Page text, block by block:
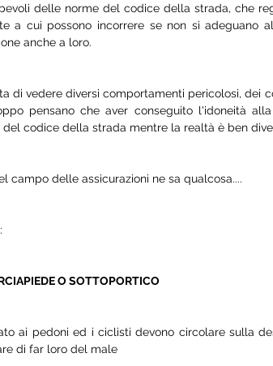
delle norme del codice della strada, che
a cui possono incorrere se non si adeguano
anche a loro.
di vedere diversi comportamenti pericolosi, dei
pensano che aver conseguito l'idoneità
codice della strada mentre la realtà è ben
campo delle assicurazioni ne sa qualcosa....
O SOTTOPORTICO
ai pedoni ed i ciclisti devono circolare sulla
di far loro del male